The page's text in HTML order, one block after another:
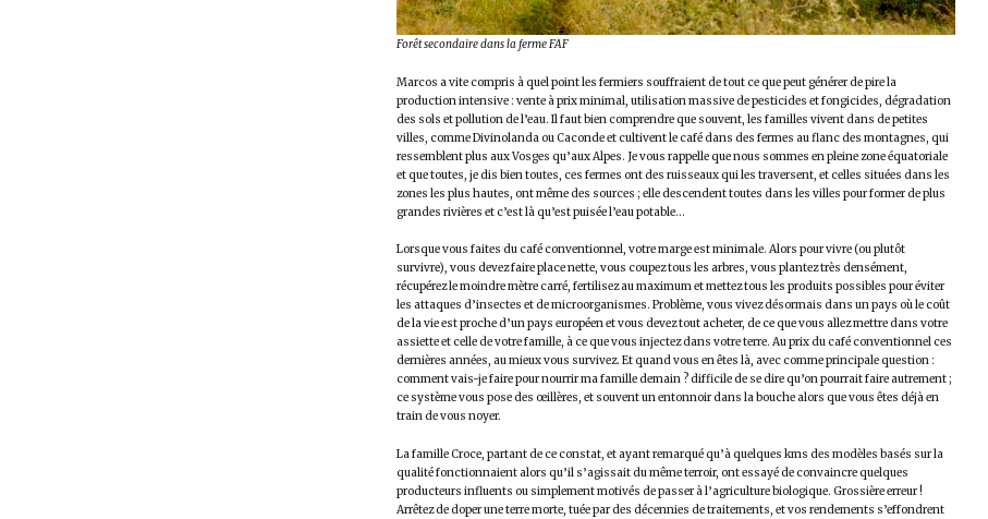
Forêt secondaire dans la ferme FAF
Marcos a vite compris à quel point les fermiers souffraient de tout ce que peut générer de pire la
production intensive : vente à prix minimal, utilisation massive de pesticides et fongicides, dégradation
des sols et pollution de l’eau. Il faut bien comprendre que souvent, les familles vivent dans de petites
villes, comme Divinolanda ou Caconde et cultivent le café dans des fermes au flanc des montagnes, qui
ressemblent plus aux Vosges qu’aux Alpes. Je vous rappelle que nous sommes en pleine zone équatoriale
et que toutes, je dis bien toutes, ces fermes ont des ruisseaux qui les traversent, et celles situées dans les
zones les plus hautes, ont même des sources ; elle descendent toutes dans les villes pour former de plus
grandes rivières et c’est là qu’est puisée l’eau potable…
Lorsque vous faites du café conventionnel, votre marge est minimale. Alors pour vivre (ou plutôt
survivre), vous devez faire place nette, vous coupez tous les arbres, vous plantez très densément,
récupérez le moindre mètre carré, fertilisez au maximum et mettez tous les produits possibles pour éviter
les attaques d’insectes et de microorganismes. Problème, vous vivez désormais dans un pays où le coût
de la vie est proche d’un pays européen et vous devez tout acheter, de ce que vous allez mettre dans votre
assiette et celle de votre famille, à ce que vous injectez dans votre terre. Au prix du café conventionnel ces
dernières années, au mieux vous survivez. Et quand vous en êtes là, avec comme principale question :
comment vais-je faire pour nourrir ma famille demain ? difficile de se dire qu’on pourrait faire autrement ;
ce système vous pose des œillères, et souvent un entonnoir dans la bouche alors que vous êtes déjà en
train de vous noyer.
La famille Croce, partant de ce constat, et ayant remarqué qu’à quelques kms des modèles basés sur la
qualité fonctionnaient alors qu’il s’agissait du même terroir, ont essayé de convaincre quelques
producteurs influents ou simplement motivés de passer à l’agriculture biologique. Grossière erreur !
Arrêtez de doper une terre morte, tuée par des décennies de traitements, et vos rendements s’effondrent